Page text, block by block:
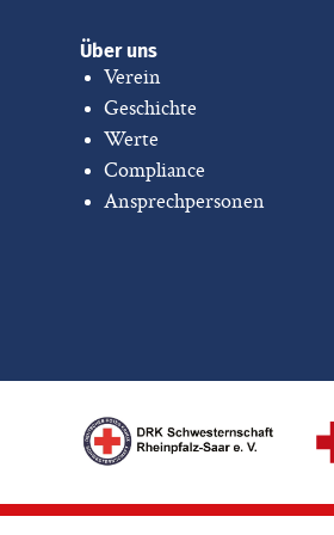
Über uns
Verein
Geschichte
Werte
Compliance
Ansprechpersonen